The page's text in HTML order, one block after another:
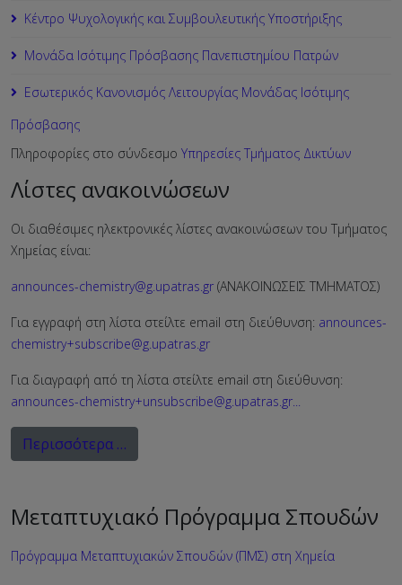
Κέντρο Ψυχολογικής και Συμβουλευτικής Υποστήριξης
Μονάδα Ισότιμης Πρόσβασης Πανεπιστημίου Πατρών
Εσωτερικός Κανονισμός Λειτουργίας Μονάδας Ισότιμης
Πρόσβασης
Πληροφορίες στο σύνδεσμο Υπηρεσίες Τμήματος Δικτύων
Λίστες ανακοινώσεων
Οι διαθέσιμες ηλεκτρονικές λίστες ανακοινώσεων του Τμήματος
Χημείας είναι:
announces-chemistry@g.upatras.gr (ΑΝΑΚΟΙΝΩΣΕΙΣ ΤΜΗΜΑΤΟΣ)
Για εγγραφή στη λίστα στείλτε email στη διεύθυνση: announces-
chemistry+subscribe@g.upatras.gr
Για διαγραφή από τη λίστα στείλτε email στη διεύθυνση:
announces-chemistry+unsubscribe@g.upatras.gr...
Περισσότερα …
Μεταπτυχιακό Πρόγραμμα Σπουδών
Πρόγραμμα Μεταπτυχιακών Σπουδών (ΠΜΣ) στη Χημεία